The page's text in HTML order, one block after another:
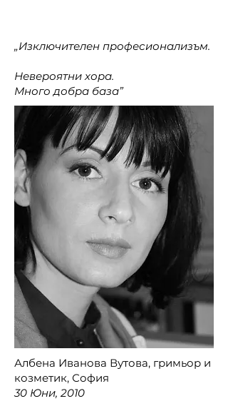
„Изключителен професионализъм.
Невероятни хора.
Много добра база”
Албена Иванова Вутова, гримьор и
козметик, София
30 Юни, 2010